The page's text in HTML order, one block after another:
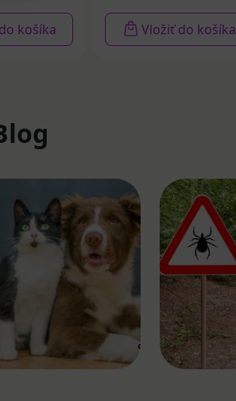
košíka Vložiť do košíka